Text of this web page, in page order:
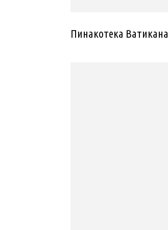
Пинакотека Ватикана